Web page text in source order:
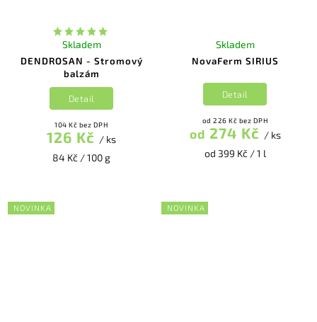
DENDROSAN - Stromový
balzám
Skladem
104 Kč bez DPH
126 Kč / ks
84 Kč / 100 g
Detail
NovaFerm SIRIUS
Skladem
od 226 Kč bez DPH
od 274 Kč / ks
od 399 Kč / 1 l
Detail
NOVINKA NOVINKA